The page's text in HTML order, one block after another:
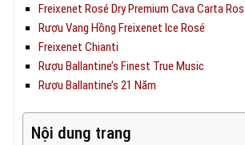
Freixenet Rosé Dry Premium Cava Carta
Rượu Vang Hồng Freixenet Ice Rosé
Freixenet Chianti
Rượu Ballantine’s Finest True Music
Rượu Ballantine’s 21 Năm
Nội dung trang